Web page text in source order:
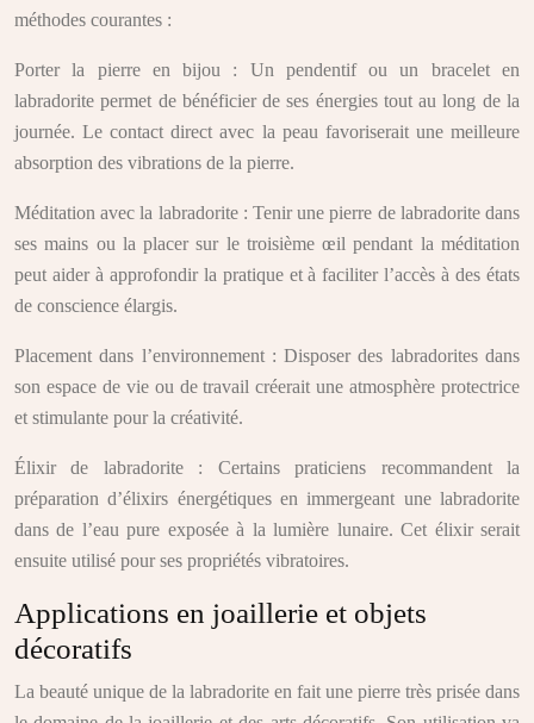
méthodes courantes :
Porter la pierre en bijou : Un pendentif ou un bracelet en
labradorite permet de bénéficier de ses énergies tout au long de la
journée. Le contact direct avec la peau favoriserait une meilleure
absorption des vibrations de la pierre.
Méditation avec la labradorite : Tenir une pierre de labradorite dans
ses mains ou la placer sur le troisième œil pendant la méditation
peut aider à approfondir la pratique et à faciliter l’accès à des états
de conscience élargis.
Placement dans l’environnement : Disposer des labradorites dans
son espace de vie ou de travail créerait une atmosphère protectrice
et stimulante pour la créativité.
Élixir de labradorite : Certains praticiens recommandent la
préparation d’élixirs énergétiques en immergeant une labradorite
dans de l’eau pure exposée à la lumière lunaire. Cet élixir serait
ensuite utilisé pour ses propriétés vibratoires.
Applications en joaillerie et objets
décoratifs
La beauté unique de la labradorite en fait une pierre très prisée dans